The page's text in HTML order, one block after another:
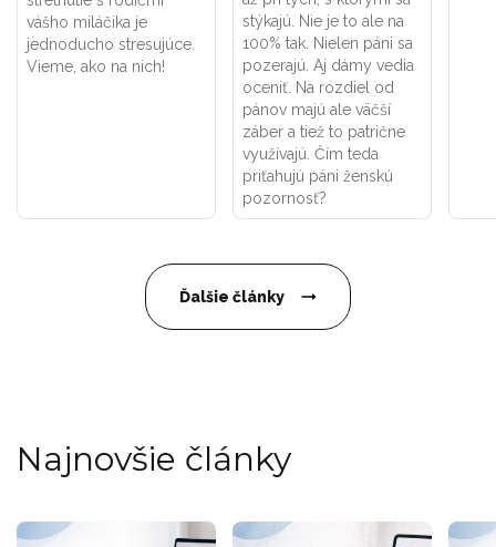
vášho miláčika je
jednoducho stresujúce.
Vieme, ako na nich!
stýkajú. Nie je to ale na
100% tak. Nielen páni sa
pozerajú. Aj dámy vedia
oceniť. Na rozdiel od
pánov majú ale väčší
záber a tiež to patrične
využívajú. Čím teda
priťahujú páni ženskú
pozornosť?
Ďalšie články
Najnovšie články